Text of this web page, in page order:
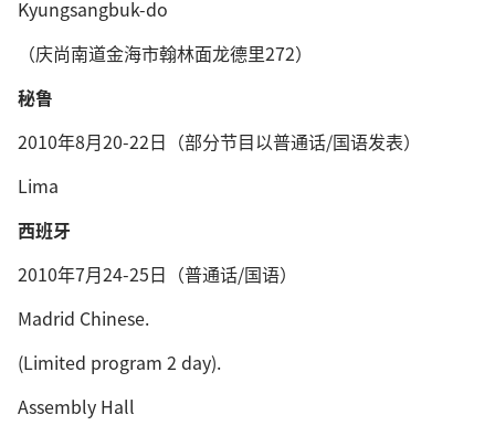
Kyungsangbuk-do
（庆尚南道金海市翰林面龙德里272）
秘鲁
2010年8月20-22日（部分节目以普通话/国语发表）
Lima
西班牙
2010年7月24-25日（普通话/国语）
Madrid Chinese.
(Limited program 2 day).
Assembly Hall